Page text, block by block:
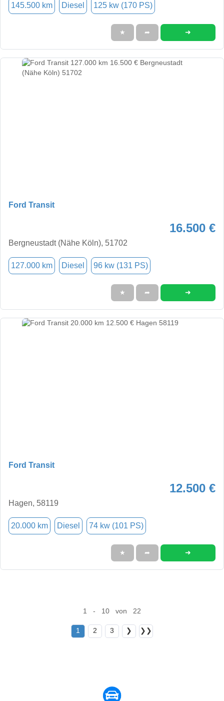
145.500 km Diesel 125 kw (170 PS)
★ ➦ ➜
Ford Transit
16.500 €
Bergneustadt (Nähe Köln), 51702
127.000 km Diesel 96 kw (131 PS)
★ ➦ ➜
Ford Transit
12.500 €
Hagen, 58119
20.000 km Diesel 74 kw (101 PS)
★ ➦ ➜
1 - 10 von 22
1 2 3 ❯ ❯❯